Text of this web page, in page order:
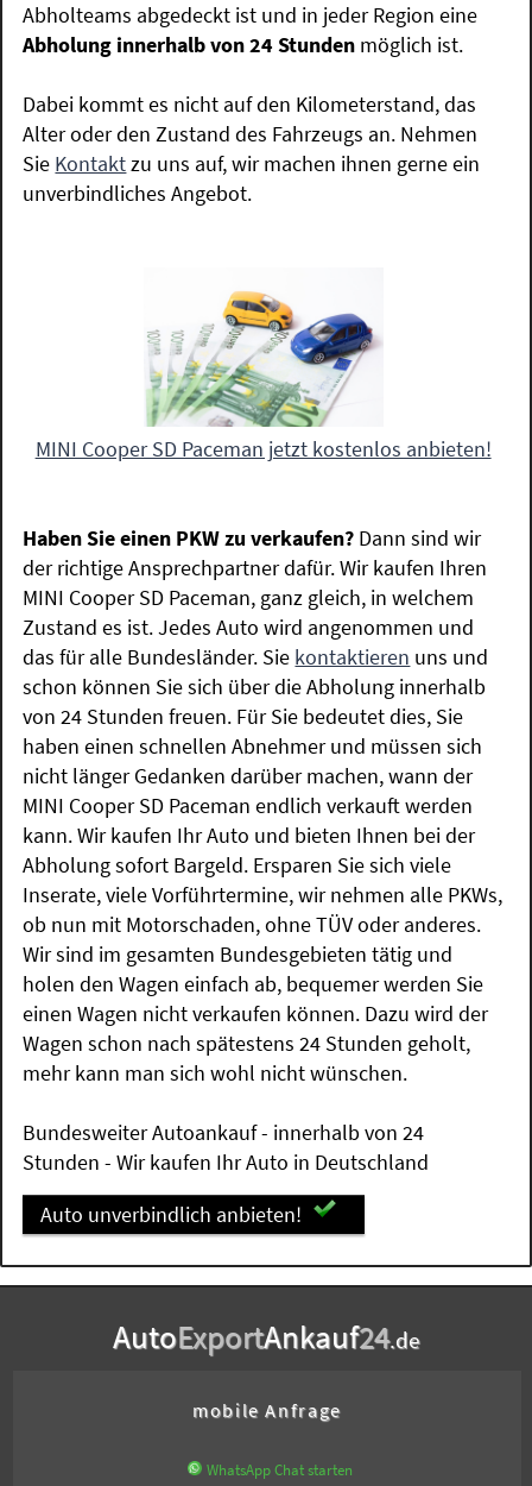
Abholteams abgedeckt ist und in jeder Region eine
Abholung innerhalb von 24 Stunden möglich ist.
Dabei kommt es nicht auf den Kilometerstand, das
Alter oder den Zustand des Fahrzeugs an. Nehmen
Sie Kontaktzu uns auf, wir machen ihnen gerne ein
unverbindliches Angebot.
MINI Cooper SD Paceman jetzt kostenlos anbieten!
Haben Sie einen PKW zu verkaufen? Dann sind wir
der richtige Ansprechpartner dafür. Wir kaufen Ihren
MINI Cooper SD Paceman, ganz gleich, in welchem
Zustand es ist. Jedes Auto wird angenommen und
das für alle Bundesländer. Sie kontaktieren uns und
schon können Sie sich über die Abholung innerhalb
von 24 Stunden freuen. Für Sie bedeutet dies, Sie
haben einen schnellen Abnehmer und müssen sich
nicht länger Gedanken darüber machen, wann der
MINI Cooper SD Paceman endlich verkauft werden
kann. Wir kaufen Ihr Auto und bieten Ihnen bei der
Abholung sofort Bargeld. Ersparen Sie sich viele
Inserate, viele Vorführtermine, wir nehmen alle PKWs,
ob nun mit Motorschaden, ohne TÜV oder anderes.
Wir sind im gesamten Bundesgebieten tätig und
holen den Wagen einfach ab, bequemer werden Sie
einen Wagen nicht verkaufen können. Dazu wird der
Wagen schon nach spätestens 24 Stunden geholt,
mehr kann man sich wohl nicht wünschen.
Bundesweiter Autoankauf - innerhalb von 24
Stunden - Wir kaufen Ihr Auto in Deutschland
Auto unverbindlich anbieten!
AutoExportAnkauf24.de
mobile Anfrage
WhatsApp Chat starten